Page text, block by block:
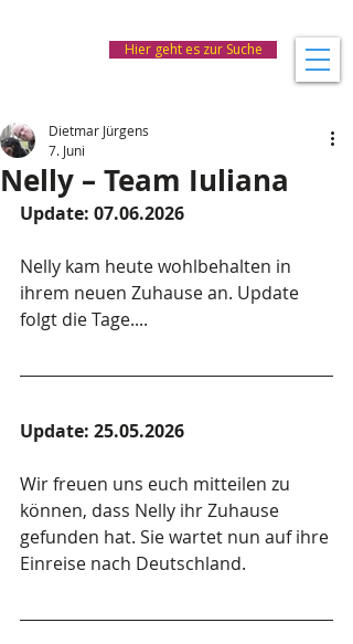
Hier geht es zur Suche
Nelly – Team Iuliana
Dietmar Jürgens
7. Juni
Update: 07.06.2026
Nelly kam heute wohlbehalten in
ihrem neuen Zuhause an. Update
folgt die Tage....
Update: 25.05.2026
Wir freuen uns euch mitteilen zu
können, dass Nelly ihr Zuhause
gefunden hat. Sie wartet nun auf ihre
Einreise nach Deutschland.